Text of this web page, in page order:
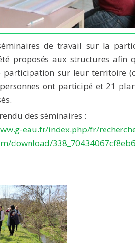
de travail sur la
proposés aux structures afin
participation sur leur territoire
ont participé et 21
des séminaires :
eau.fr/index.php/fr/
download/